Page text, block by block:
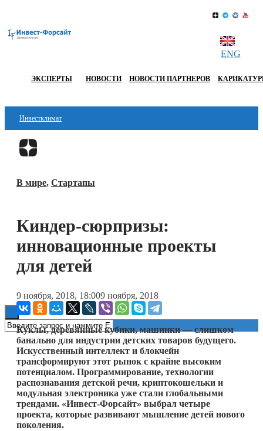
ENG
ЭКСПЕРТЫ НОВОСТИ НОВОСТИ ПАРТНЕРОВ
Инвестклимат
Финансы
Блокчейн
Технологии
В мире, Стартапы
Киндер-сюрпризы:
инновационные проекты
для детей
9 ноября, 2018, 18:009 ноября, 2018
Куклы, деревянные кубики, машинки — слишком
банально для индустрии детских товаров будущего.
Искусственный интеллект и блокчейн
трансформируют этот рынок с крайне высоким
потенциалом. Программирование, технологии
распознавания детской речи, криптокошельки и
модульная электроника уже стали глобальными
трендами. «Инвест-Форсайт» выбрал четыре
проекта, которые развивают мышление детей нового
поколения.